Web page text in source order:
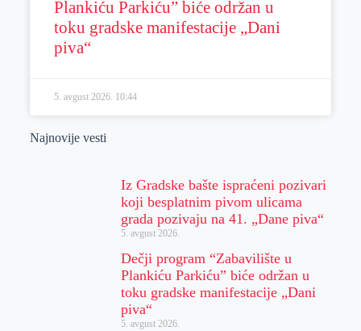
Plankiću Parkiću” biće održan u
toku gradske manifestacije „Dani
piva“
5. avgust 2026. 10:44
Najnovije vesti
Iz Gradske bašte ispraćeni pozivari
koji besplatnim pivom ulicama
grada pozivaju na 41. „Dane piva“
5. avgust 2026.
Dečji program “Zabavilište u
Plankiću Parkiću” biće održan u
toku gradske manifestacije „Dani
piva“
5. avgust 2026.